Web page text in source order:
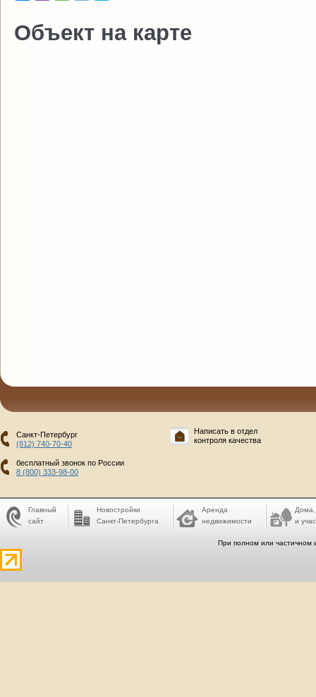
Объект на карте
Санкт-Петербург
(812) 740-70-40
бесплатный звонок по России
8 (800) 333-98-00
Написать в отдел
контроля качества
Главный
сайт
Новостройки
Санкт-Петербурга
Аренда
недвижимости
Дома,
и
При полном или частичном